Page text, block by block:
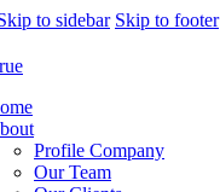
to sidebar Skip to footer
Profile Company
Our Team